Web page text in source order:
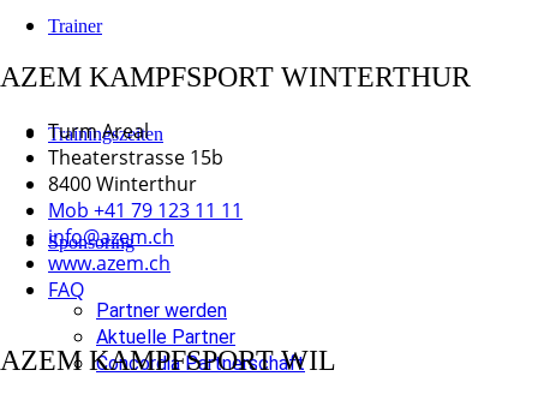
Trainer
Trainingszeiten
Sponsoring
Partner werden
Aktuelle Partner
Concordia Partnerschaft
AZEM KAMPFSPORT WINTERTHUR
Turm Areal
Theaterstrasse 15b
8400 Winterthur
Mob +41 79 123 11 11
info@azem.ch
www.azem.ch
FAQ
AZEM KAMPFSPORT WIL